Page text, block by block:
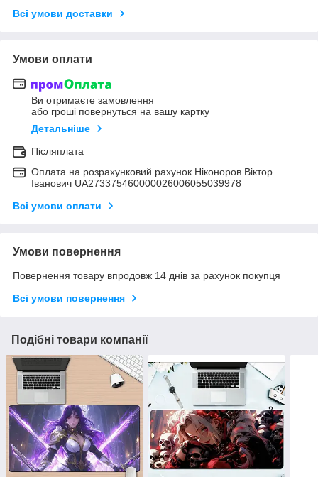
Всі умови доставки
Умови оплати
Ви отримаєте замовлення
або гроші повернуться на вашу картку
Детальніше
Післяплата
Оплата на розрахунковий рахунок Ніконоров Віктор
Іванович UA273375460000026006055039978
Всі умови оплати
Умови повернення
Повернення товару впродовж 14 днів за рахунок покупця
Всі умови повернення
Подібні товари компанії